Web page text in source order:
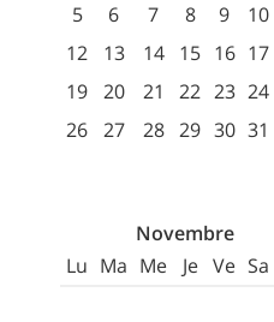
5
6 7 8 9 10
12
13 14 15 16 17
19 20 21 22 23 24
26 27 28 29 30 31
Novembre
Lu Ma Me Je Ve Sa